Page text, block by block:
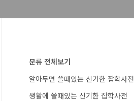
분류 전체보기
알아두면 쓸때있는 신기한 잡학사전
생활에 쓸때있는 신기한 잡학사전